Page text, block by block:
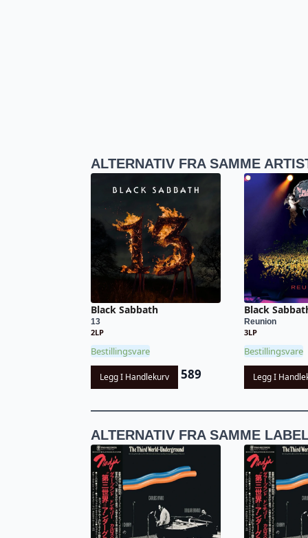
ALTERNATIV FRA SAMME
Black Sabbath
13
2LP
Bestillingsvare
Legg I Handlekurv 589
Black
Reunion
3LP
Bestillingsvare
Legg I
ALTERNATIV FRA SAMME